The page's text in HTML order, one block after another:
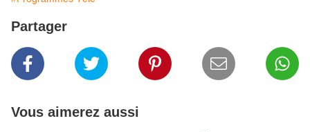
Partager
Vous aimerez aussi